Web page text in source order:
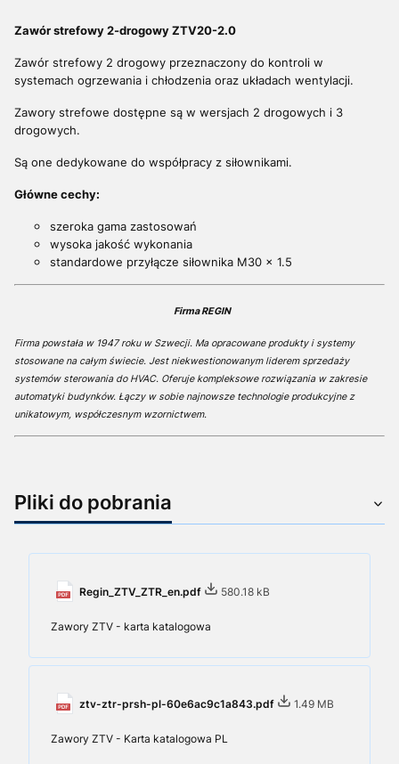
Zawór strefowy 2-drogowy ZTV20-2.0
Zawór strefowy 2 drogowy przeznaczony do kontroli w
systemach ogrzewania i chłodzenia oraz układach wentylacji.
Zawory strefowe dostępne są w wersjach 2 drogowych i 3
drogowych.
Są one dedykowane do współpracy z siłownikami.
Główne cechy:
szeroka gama zastosowań
wysoka jakość wykonania
standardowe przyłącze siłownika M30 x 1.5
Firma REGIN
Firma powstała w 1947 roku w Szwecji. Ma opracowane produkty i systemy
stosowane na całym świecie. Jest niekwestionowanym liderem sprzedaży
systemów sterowania do HVAC. Oferuje kompleksowe rozwiązania w zakresie
automatyki budynków. Łączy w sobie najnowsze technologie produkcyjne z
unikatowym, współczesnym wzornictwem.
Pliki do pobrania
Regin_ZTV_ZTR_en.pdf 580.18 kB
Zawory ZTV - karta katalogowa
ztv-ztr-prsh-pl-60e6ac9c1a843.pdf 1.49 MB
Zawory ZTV - Karta katalogowa PL